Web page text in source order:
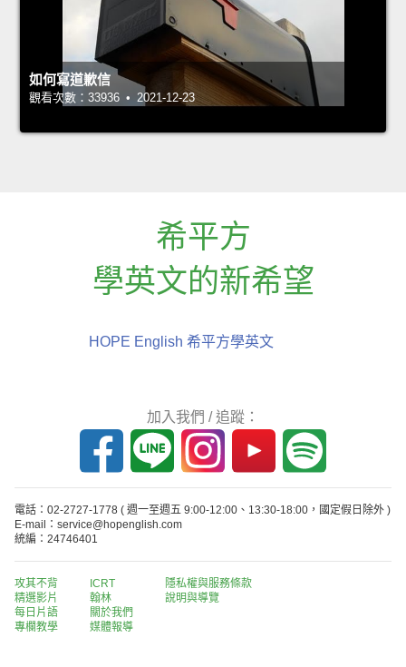
如何寫道歉信
觀看次數：33936 • 2021-12-23
希平方
學英文的新希望
HOPE English 希平方學英文
加入我們 / 追蹤：
電話：02-2727-1778 ( 週一至週五 9:00-12:00、13:30-18:00，國定假日除外 )
E-mail：service@hopenglish.com
統編：24746401
攻其不背
精選影片
每日片語
專欄教學
ICRT
翰林
關於我們
媒體報導
隱私權與服務條款
說明與導覽